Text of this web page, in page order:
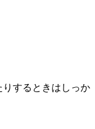
するときはしっか